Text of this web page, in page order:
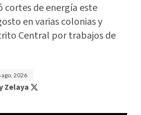
cortes de energía este
en varias colonias y
Central por trabajos de
ago. 2026
Zelaya